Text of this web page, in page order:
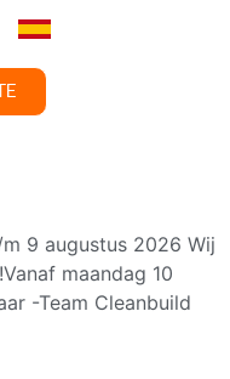
9 augustus 2026 Wij
maandag 10
-Team Cleanbuild